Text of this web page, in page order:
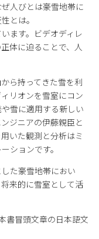
人びとは豪雪地帯に
とは。
ます。ビデオディレ
体に迫ることで、人
ら持ってきた雪を利
リオンを雪室にコン
雪に適用する新しい
ジニアの伊藤親臣と
いた観測と分析はミ
ションです。
た豪雪地帯におい
来的に雪室として活
書冒頭文章の日本語文